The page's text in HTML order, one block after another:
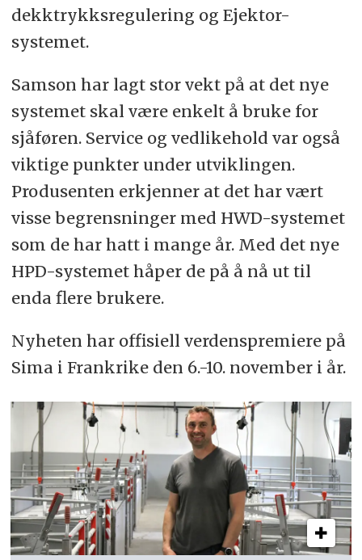
dekktrykksregulering og Ejektor-
systemet.
Samson har lagt stor vekt på at det nye
systemet skal være enkelt å bruke for
sjåføren. Service og vedlikehold var også
viktige punkter under utviklingen.
Produsenten erkjenner at det har vært
visse begrensninger med HWD-systemet
som de har hatt i mange år. Med det nye
HPD-systemet håper de på å nå ut til
enda flere brukere.
Nyheten har offisiell verdenspremiere på
Sima i Frankrike den 6.-10. november i år.